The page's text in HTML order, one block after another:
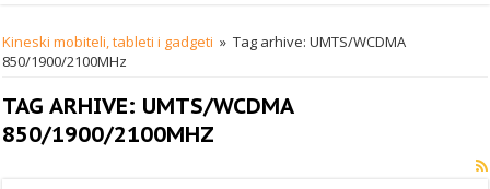
Kineski mobiteli, tableti i gadgeti » Tag arhive: UMTS/WCDMA
850/1900/2100MHz
TAG ARHIVE: UMTS/WCDMA
850/1900/2100MHZ